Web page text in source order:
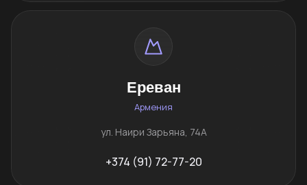
Ереван
Армения
ул. Наири Зарьяна, 74А
+374 (91) 72-77-20